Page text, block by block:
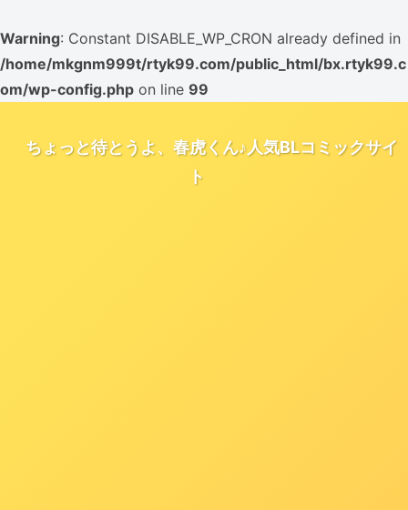
Warning: Constant DISABLE_WP_CRON already defined in
/home/mkgnm999t/rtyk99.com/public_html/bx.rtyk99.c
om/wp-config.php on line 99
ちょっと待とうよ、春虎くん♪人気BLコミックサイ
ト